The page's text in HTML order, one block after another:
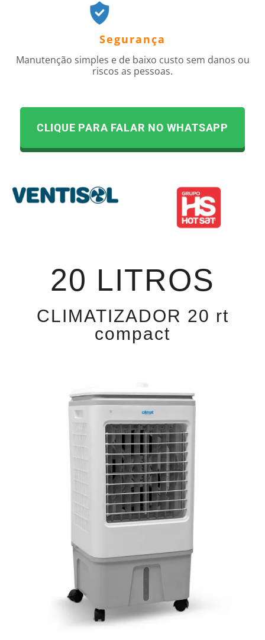
Segurança
Manutenção simples e de baixo custo sem danos ou
riscos as pessoas.
CLIQUE PARA FALAR NO WHATSAPP
20 LITROS
CLIMATIZADOR 20 rt
compact